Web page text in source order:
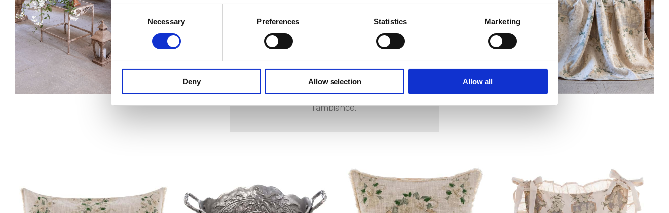
Consent
Selection
Necessary Preferences Statistics Marketing
Deny Allow selection Allow all
lanternes en fer, photophores :
chaque élément contribue à créer
Soyez attentif aux détails :
lanternes en fer, photophores :
chaque élément contribue à créer
l’ambiance.